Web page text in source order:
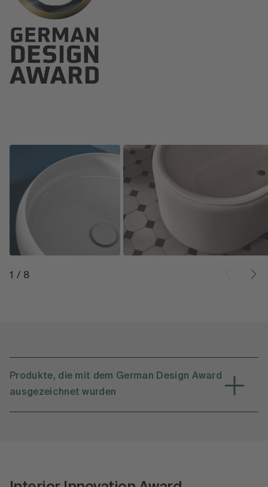
1 / 8
Produkte, die mit dem German Design Award
ausgezeichnet wurden